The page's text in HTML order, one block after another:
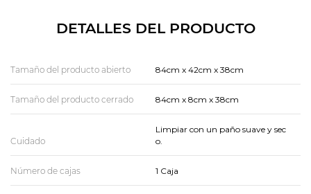
DETALLES DEL PRODUCTO
Tamaño del producto abierto 84cm x 42cm x 38cm
Tamaño del producto cerrado 84cm x 8cm x 38cm
Cuidado
Limpiar con un paño suave y sec
o.
Número de cajas 1 Caja